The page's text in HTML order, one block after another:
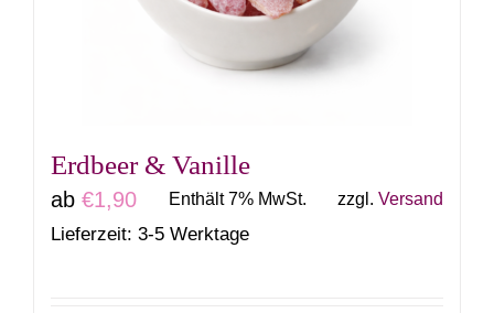
können
werden
Erdbeer & Vanille
ab €1,90 Enthält 7% MwSt. zzgl. Versand
Lieferzeit: 3-5 Werktage